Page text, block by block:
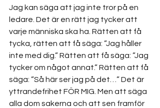
Jag kan säga att jag inte tror på en
ledare. Det är en rätt jag tycker att
varje människa ska ha. Rätten att få
tycka, rätten att få säga: ”Jag håller
inte med dig.” Rätten att få säga: ”Jag
tycker om något annat.” Rätten att få
säga: ”Så här ser jag på det…” Det är
yttrandefrihet FÖR MIG. Men att säga
alla dom sakerna och att sen framför